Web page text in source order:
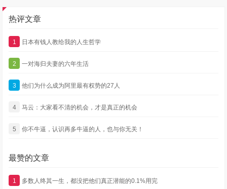
热评文章
1 日本有钱人教给我的人生哲学
2 一对海归夫妻的六年生活
3 他们为什么成为阿里最有权势的27人
4 马云：大家看不清的机会，才是真正的机会
5 你不牛逼，认识再多牛逼的人，也与你无关！
最赞的文章
1 多数人终其一生，都没把他们真正潜能的0.1%用完